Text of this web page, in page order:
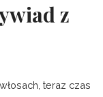
z
teraz czas